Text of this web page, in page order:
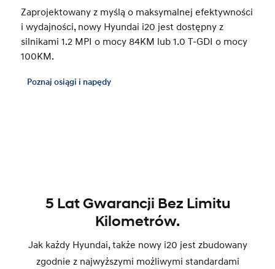
Zaprojektowany z myślą o maksymalnej efektywności
i wydajności, nowy Hyundai i20 jest dostępny z
silnikami 1.2 MPI o mocy 84KM lub 1.0 T-GDI o mocy
100KM.
Poznaj osiągi i napędy
5 Lat Gwarancji Bez Limitu
Kilometrów.
Jak każdy Hyundai, także nowy i20 jest zbudowany
zgodnie z najwyższymi możliwymi standardami